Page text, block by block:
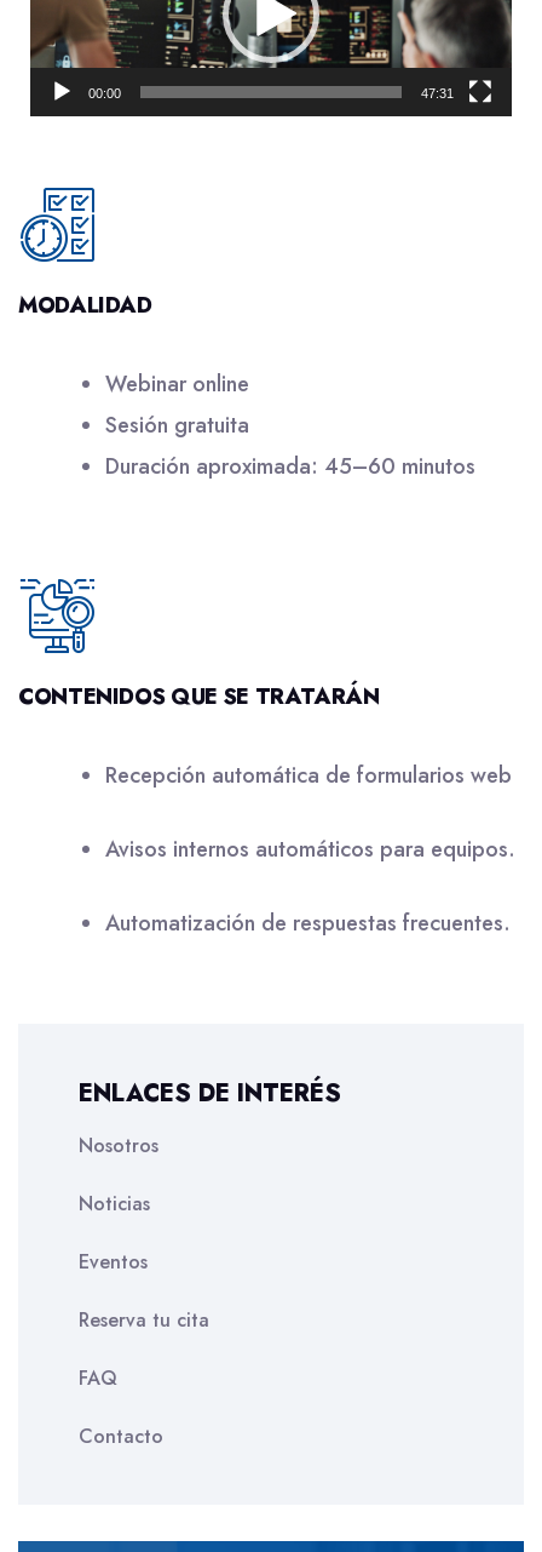
vídeo
00:00 47:31
MODALIDAD
Webinar online
Sesión gratuita
Duración aproximada: 45–60 minutos
CONTENIDOS QUE SE TRATARÁN
Recepción automática de formularios web
Avisos internos automáticos para equipos.
Automatización de respuestas frecuentes.
ENLACES DE INTERÉS
Nosotros
Noticias
Eventos
Reserva tu cita
FAQ
Contacto